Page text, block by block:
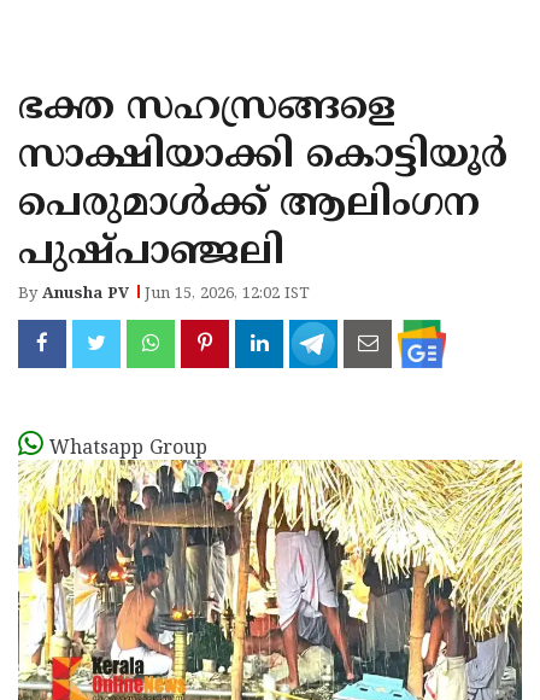
KANNUR
KASARAGOD
ഭക്ത സഹസ്രങ്ങളെ
സാക്ഷിയാക്കി കൊട്ടിയൂർ
പെരുമാൾക്ക് ആലിംഗന
പുഷ്പാഞ്ജലി
ByAnusha PV Jun 15, 2026, 12:02 IST
Whatsapp Group